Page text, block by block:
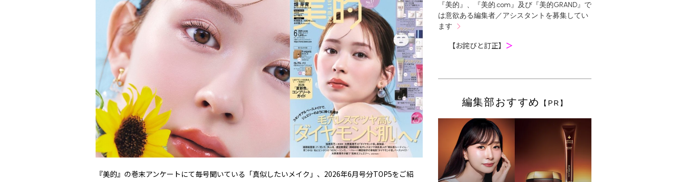
『美的』の巻末アンケートにて毎号聞いている「真似したいメイク」、2026年6月号分TOP5をご紹
『美的』、『美的.com』及び『美的GRAND』で
は意欲ある編集者／アシスタントを募集してい
ます
【お詫びと訂正】 ＞
編集部おすすめ 【PR】